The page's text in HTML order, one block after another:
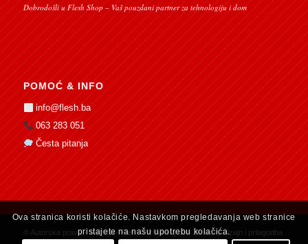
Dobrodošli u Flesh Shop – Vaš pouzdani partner za tehnologiju i dom
POMOĆ & INFO
info@flesh.ba
063 283 051
Česta pitanja
© Autorska prava - flesh.ba - Flesh Inžinjering doo Živinice | Dizajn i prilagodba
Ova stranica koristi kolačiće. Nastavkom pregledavanja web stranice
pristajete na našu upotrebu kolačića.